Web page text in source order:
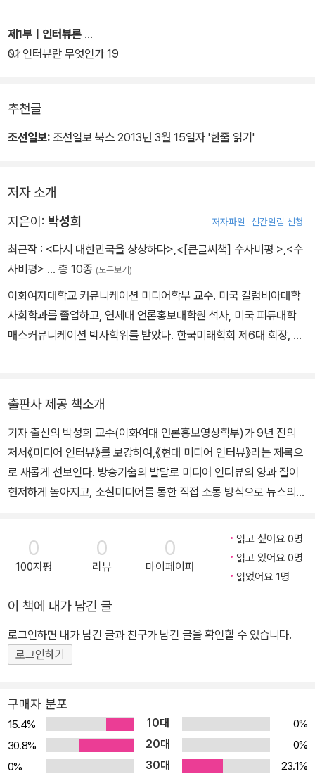
제1부 | 인터뷰론
01 인터뷰란 무엇인가 19
추천글
조선일보: 조선일보 북스 2013년 3월 15일자 '한줄 읽기'
저자 소개
지은이: 박성희 저자파일 신간알림 신청
최근작 : <다시 대한민국을 상상하다>,<[큰글씨책] 수사비평 >,<수
사비평> … 총 10종 (모두보기)
이화여자대학교 커뮤니케이션 미디어학부 교수. 미국 컬럼비아대학
사회학과를 졸업하고, 연세대 언론홍보대학원 석사, 미국 퍼듀대학
매스커뮤니케이션 박사학위를 받았다. 한국미래학회 제6대 회장, 조
출판사 제공 책소개
기자 출신의 박성희 교수(이화여대 언론홍보영상학부)가 9년 전의
저서《미디어 인터뷰》를 보강하여,《현대 미디어 인터뷰》라는 제목으
로 새롭게 선보인다. 방송기술의 발달로 미디어 인터뷰의 양과 질이
현저하게 높아지고, 소셜미디어를 통한 직접 소통 방식으로 뉴스의
앞서 인간 커뮤니케이션의 주요 현상의 하나로 이해하는 데 중점을
두었다. 커뮤니케이션 이론에 기반해 인터뷰의 의미와 역사, 유형과
터뷰’가 커뮤니케이션이라는 큰 틀 안에서 어디에 위치하고 있는지
지형도(road map)를 마련하는 것을 돕는다. 제 2부에서는 미디어
인터뷰를 보다 효과적으로 수행할 수 있는 다양한 지침들을 정리하는
데 역점을 두었다. 이는 곧 앞서 1부에서 마련한 지형도를 가지고 미
터뷰를 위한 전략적 기법을 다양한 각도에서 다루고 있는데, 인터뷰
대상 섭외에서 질문짜기, 기사작성에 이르기까지 인터뷰의 전 과정을
흥미로운 다양한 사례들과 함께 제시한다. 새롭게 추가된 책의 제 3
부에서는 뉴 저널리즘과 내러티브 리포팅을 다룬다. 특히 뉴 저널리
0
100자평
0
리뷰
0
마이페이퍼
읽고 싶어요 0명
읽고 있어요 0명
읽었어요 1명
이 책에 내가 남긴 글
로그인하면 내가 남긴 글과 친구가 남긴 글을 확인할 수 있습니다.
로그인하기
구매자 분포
15.4% 10대
0%
30.8%
20대
0%
0%
30대
23.1%